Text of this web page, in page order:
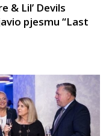
& Lil’ Devils
pjesmu “Last